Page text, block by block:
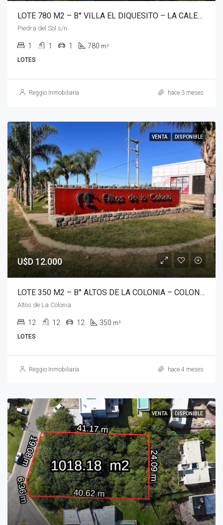
LOTE 780 M2 – B° VILLA EL DIQUESITO – LA CALERA
Piedra del Sol s/n
1 1 1 780 m²
LOTES
Reggio Inmobiliaria hace 3 meses
VENTA DISPONIBLE
U$D 12.000
LOTE 350 M2 – B° ALTOS DE LA COLONIA – COLONIA TIROLESA
Altos de La Colonia
12 12 12 350 m²
LOTES
Reggio Inmobiliaria hace 4 meses
VENTA DISPONIBLE